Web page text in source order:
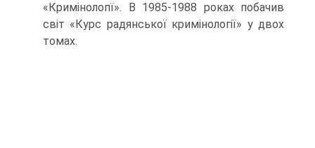
«Кримінолопї». В 1985-1988 роках побачив
світ «Курс радянської кримінології» у двох
томах.